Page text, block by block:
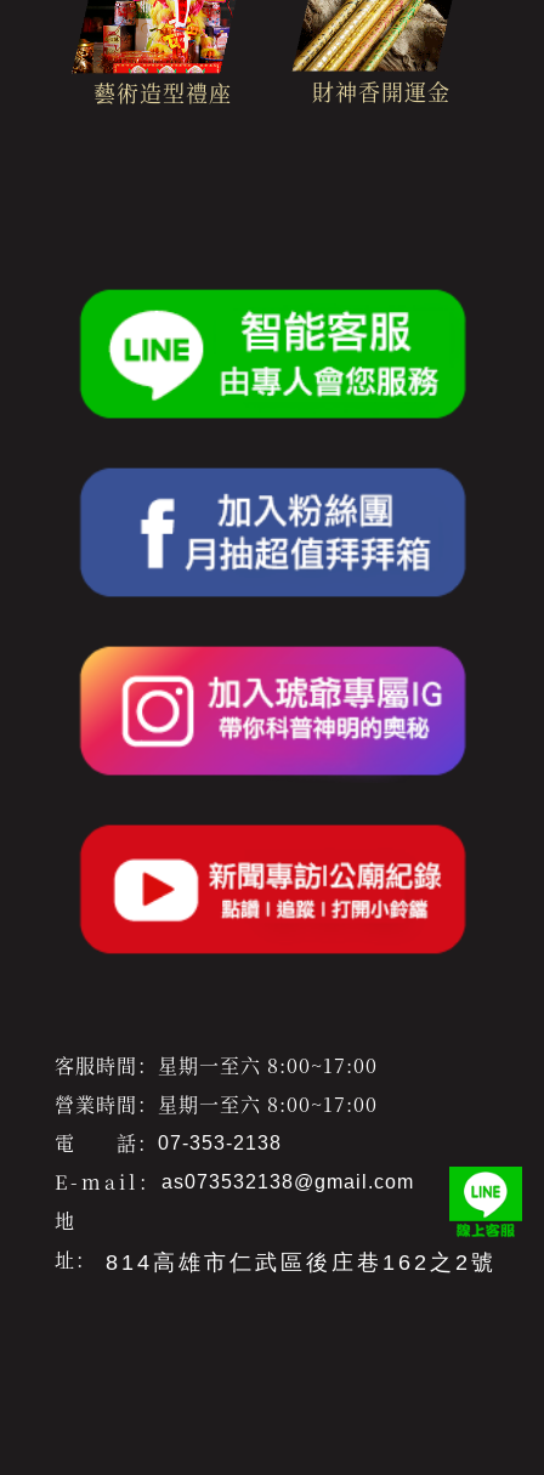
藝術造型禮座 財神香開運金
客服時間：星期一至六 8:00~17:00
營業時間：星期一至六 8:00~17:00
電 話：
07-353-2138
E-mail： as073532138@gmail.com
地
址：
814高雄市仁武區後庄巷162之2號